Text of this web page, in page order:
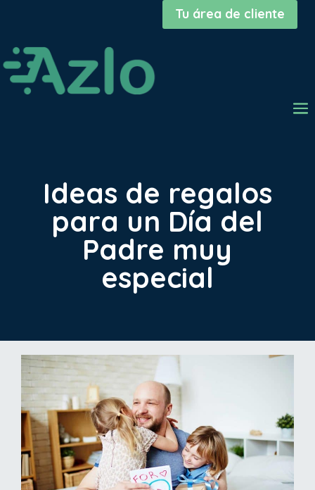
Tu área de cliente
Ideas de regalos
para un Día del
Padre muy
especial